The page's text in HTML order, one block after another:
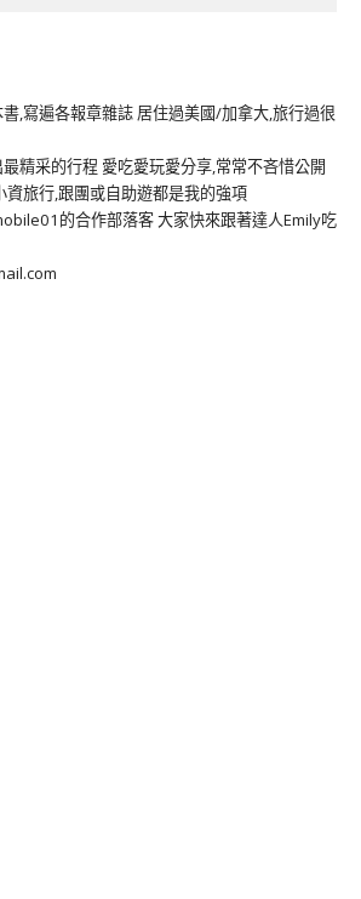
,寫遍各報章雜誌 居住過美國/加拿大,旅行過很
精采的行程 愛吃愛玩愛分享,常常不吝惜公開
資旅行,跟團或自助遊都是我的強項
的合作部落客 大家快來跟著達人Emily吃